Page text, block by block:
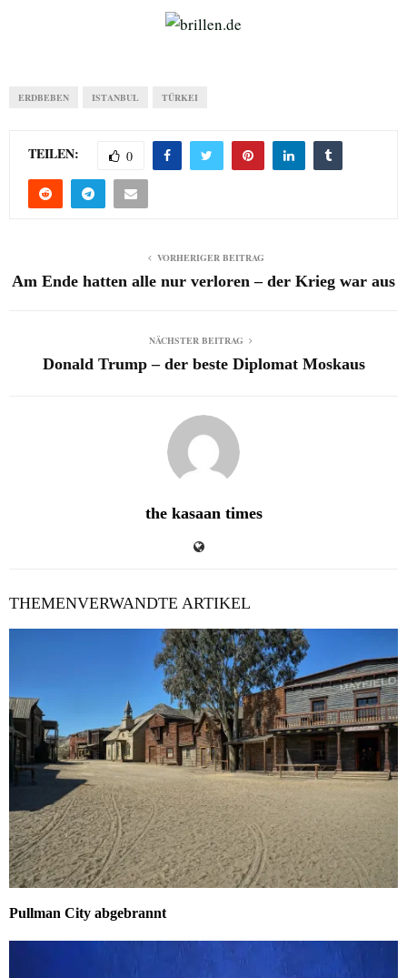
ERDBEBEN ISTANBUL TÜRKEI
TEILEN: 0
VORHERIGER BEITRAG
Am Ende hatten alle nur verloren – der Krieg war aus
NÄCHSTER BEITRAG
Donald Trump – der beste Diplomat Moskaus
the kasaan times
THEMENVERWANDTE ARTIKEL
Pullman City abgebrannt